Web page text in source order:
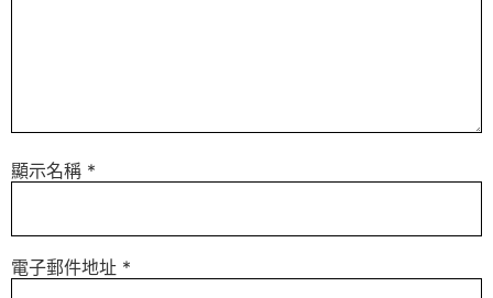
顯示名稱 *
電子郵件地址 *